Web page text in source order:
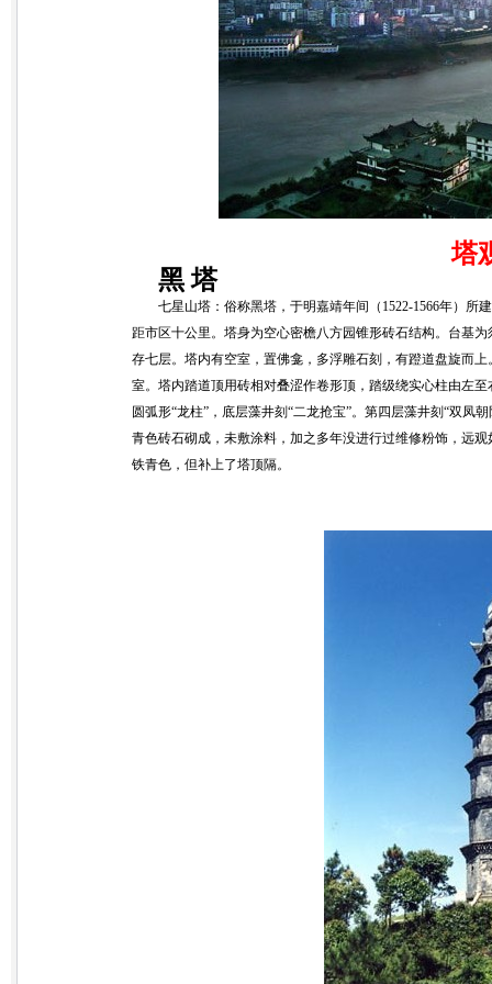
塔
黑 塔
七星山塔：俗称黑塔，于明嘉靖年间（1522-1566年）
距市区十公里。塔身为空心密檐八方园锥形砖石结构。台基
存七层。塔内有空室，置佛龛，多浮雕石刻，有蹬道盘旋而
室。塔内踏道顶用砖相对叠涩作卷形顶，踏级绕实心柱由左
圆弧形“龙柱”，底层藻井刻“二龙抢宝”。第四层藻井刻“双凤
青色砖石砌成，未敷涂料，加之多年没进行过维修粉饰，远
铁青色，但补上了塔顶隔。